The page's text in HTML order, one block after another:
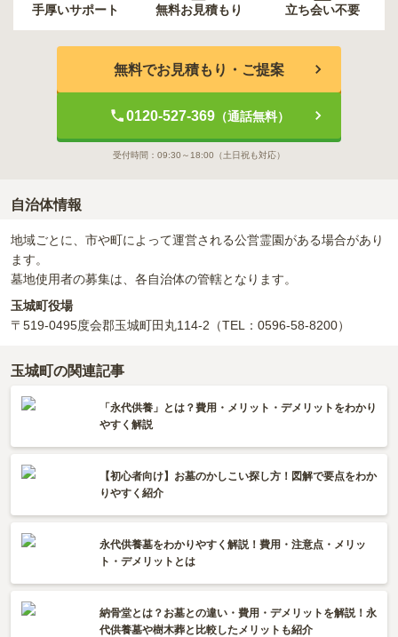
手厚いサポート 無料お見積もり 立ち会い不要
無料でお見積もり・ご提案
0120-527-369（通話無料）
受付時間： 09:30～18:00 （土日祝も対応）
自治体情報
地域ごとに、市や町によって運営される公営霊園がある場合があり
ます。
墓地使用者の募集は、各自治体の管轄となります。
玉城町役場
〒519-0495度会郡玉城町田丸114-2 （TEL：0596-58-8200）
玉城町の関連記事
「永代供養」とは？費用・メリット・デメリットをわかり
やすく解説
【初心者向け】お墓のかしこい探し方！図解で要点をわか
りやすく紹介
永代供養墓をわかりやすく解説！費用・注意点・メリッ
ト・デメリットとは
納骨堂とは？お墓との違い・費用・デメリットを解説！永
代供養墓や樹木葬と比較したメリットも紹介